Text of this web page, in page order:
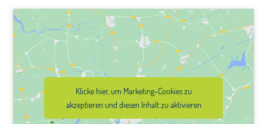
Klicke hier, um Marketing-Cookies zu
akzeptieren und diesen Inhalt zu aktivieren